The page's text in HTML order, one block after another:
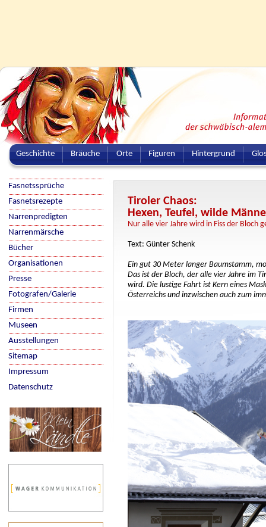
Geschichte Bräuche Orte Figuren Hintergrund
Tiroler Chaos:
Hexen, Teufel, wilde
Nur alle vier Jahre wird in Fiss der Bloch
Text: Günter Schenk
Ein gut 30 Meter langer Baumstamm,
Das ist der Bloch, der alle vier Jahre im
wird. Die lustige Fahrt ist Kern eines
Österreichs und inzwischen auch zum
Fasnetssprüche
Fasnetsrezepte
Narrenpredigten
Narrenmärsche
Bücher
Organisationen
Presse
Fotografen/Galerie
Firmen
Museen
Ausstellungen
Sitemap
Impressum
Datenschutz